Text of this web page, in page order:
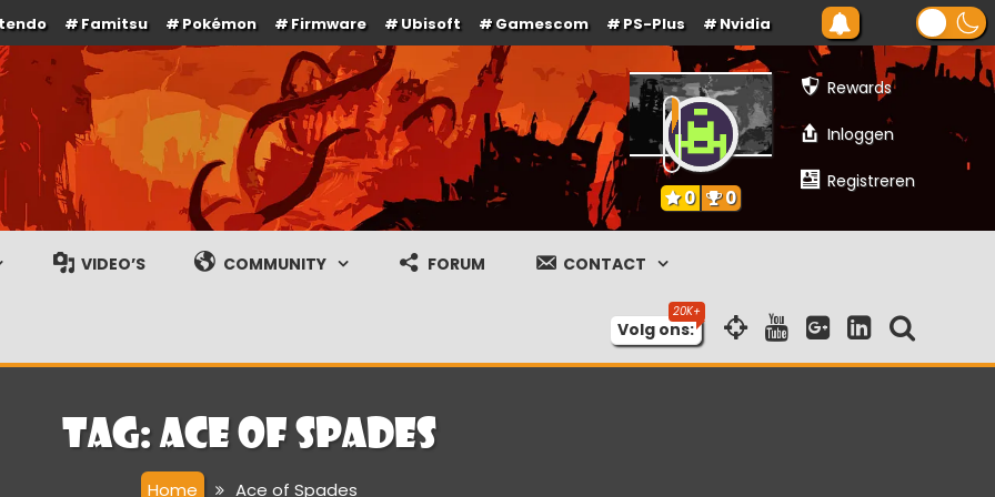
Famitsu Pokémon Firmware Ubisoft Gamescom PS-Plus Nvidia
gameplay streams
Rewards
Inloggen
Registreren
0 0
VIDEO’S COMMUNITY FORUM CONTACT
Volg ons:
Tag: Ace of Spades
Home Ace of Spades